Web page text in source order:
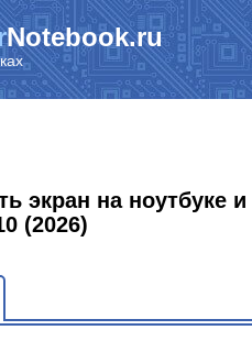
Notebook.ru
экран на ноутбуке
(2026)